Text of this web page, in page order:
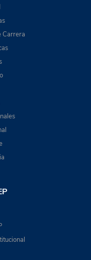
Carrera